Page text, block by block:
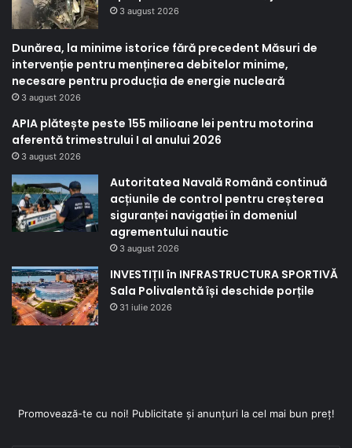
3 august 2026
Dunărea, la minime istorice fără precedent Măsuri de
intervenție pentru menținerea debitelor minime,
necesare pentru producția de energie nucleară
3 august 2026
APIA plătește peste 155 milioane lei pentru motorina
aferentă trimestrului I al anului 2026
3 august 2026
Autoritatea Navală Română continuă
acțiunile de control pentru creșterea
siguranței navigației în domeniul
agrementului nautic
3 august 2026
INVESTIȚII în INFRASTRUCTURA SPORTIVĂ
Sala Polivalentă își deschide porțile
31 iulie 2026
Promovează-te cu noi! Publicitate și anunțuri la cel mai bun preț!